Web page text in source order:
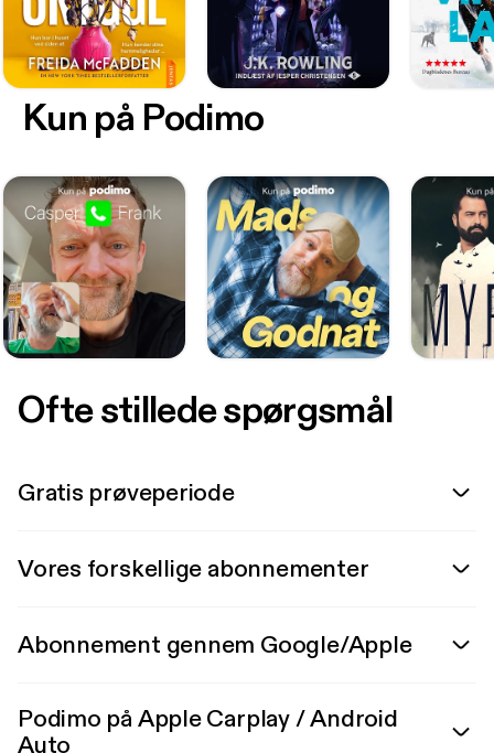
Kun på Podimo
Ofte stillede spørgsmål
Gratis prøveperiode
Vores forskellige abonnementer
Abonnement gennem Google/Apple
Podimo på Apple Carplay / Android
Auto